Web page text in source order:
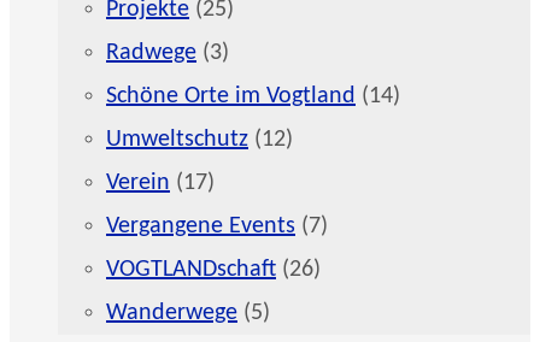
Projekte (25)
Radwege (3)
Schöne Orte im Vogtland (14)
Umweltschutz (12)
Verein (17)
Vergangene Events (7)
VOGTLANDschaft (26)
Wanderwege (5)